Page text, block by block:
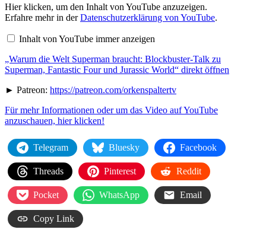
„Warum
die
Welt
braucht:
Talk
zu
Superman,
Fantastic
Four
Jurassic
World“
YouTube
anzeigen
Hier klicken, um den Inhalt von YouTube anzuzeigen.
Erfahre mehr in derDatenschutzerklärung von YouTube.
Inhalt von YouTube immer anzeigen
„Warum die Welt Superman braucht: Blockbuster-Talk zu
Superman, Fantastic Four und Jurassic World“ direkt öffnen
► Patreon: https://patreon.com/orkenspaltertv
Für mehr Informationen oder um das Video auf YouTube
anzuschauen, hier klicken!
Telegram Bluesky Facebook
Threads Pinterest Reddit
Pocket WhatsApp Email
Copy Link